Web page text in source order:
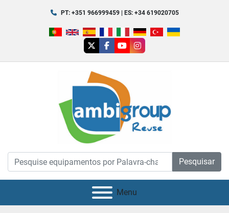
PT: +351 966999459 | ES: +34 619020705
twitterfacebook
youtubeinstagram
Pesquisar
Menu